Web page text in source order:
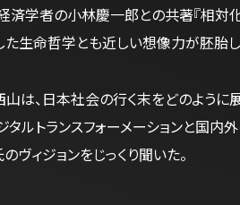
学者の小林慶一郎との共著『相対化
生命哲学とも近しい想像力が胚胎し
、日本社会の行く末をどのように
ルトランスフォーメーションと国内
ィジョンをじっくり聞いた。